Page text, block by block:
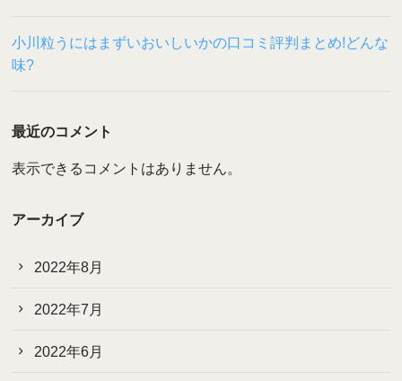
小川粒うにはまずいおいしいかの口コミ評判まとめ!どんな
味?
最近のコメント
表示できるコメントはありません。
アーカイブ
2022年8月
2022年7月
2022年6月